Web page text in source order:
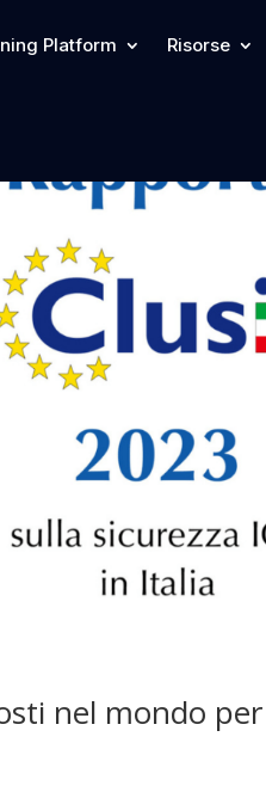
Platform Risorse
nel mondo